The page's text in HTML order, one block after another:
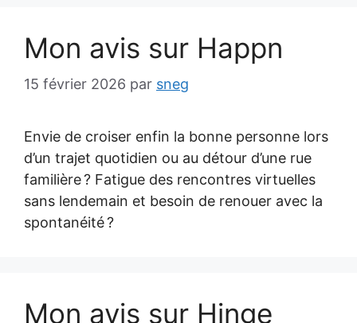
Mon avis sur Happn
15 février 2026 par sneg
Envie de croiser enfin la bonne personne lors
d’un trajet quotidien ou au détour d’une rue
familière ? Fatigue des rencontres virtuelles
sans lendemain et besoin de renouer avec la
spontanéité ?
Mon avis sur Hinge